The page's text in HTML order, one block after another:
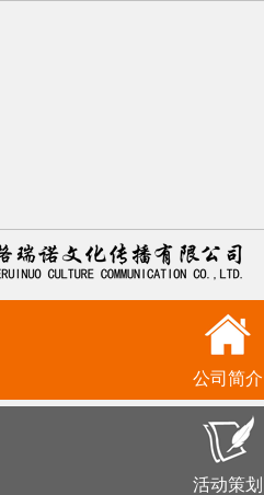
公司简介
活动策划